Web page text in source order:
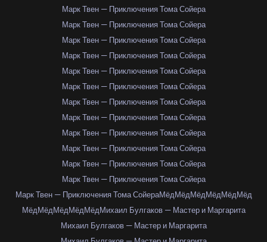
Марк Твен — Приключения Тома Сойера
Марк Твен — Приключения Тома Сойера
Марк Твен — Приключения Тома Сойера
Марк Твен — Приключения Тома Сойера
Марк Твен — Приключения Тома Сойера
Марк Твен — Приключения Тома Сойера
Марк Твен — Приключения Тома Сойера
Марк Твен — Приключения Тома Сойера
Марк Твен — Приключения Тома Сойера
Марк Твен — Приключения Тома Сойера
Марк Твен — Приключения Тома Сойера
Марк Твен — Приключения Тома Сойера
Марк Твен — Приключения Тома СойераМёдМёдМёдМёдМёдМёд
МёдМёдМёдМёдМёдМихаил Булгаков — Мастер и Маргарита
Михаил Булгаков — Мастер и Маргарита